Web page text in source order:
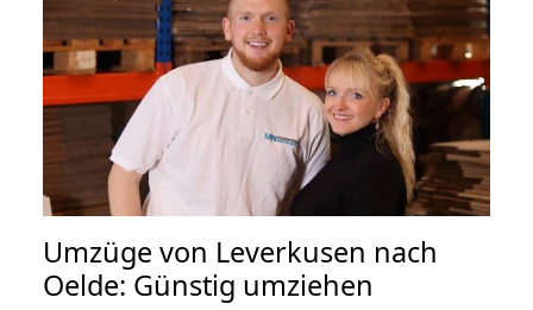
Umzüge von Leverkusen nach
Oelde: Günstig umziehen